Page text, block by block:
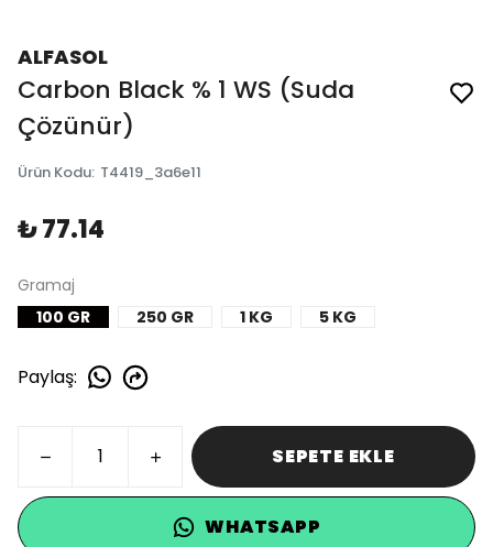
ALFASOL
Carbon Black % 1 WS (Suda
Çözünür)
Ürün Kodu: T4419_3a6e11
₺ 77.14
Gramaj
100 GR
250 GR 1 KG 5 KG
Paylaş:
SEPETE EKLE
WHATSAPP